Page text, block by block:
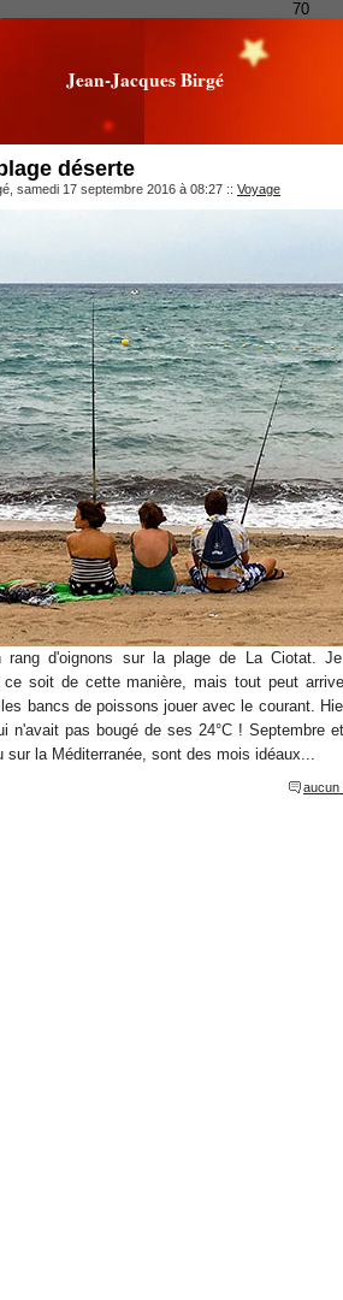
70
Jean-Jacques Birgé
déserte
samedi 17 septembre 2016 à 08:27 :: Voyage
rang d'oignons sur la plage de La Ciotat.
ce soit de cette manière, mais tout peut
bancs de poissons jouer avec le courant.
n'avait pas bougé de ses 24°C ! Septembre
sur la Méditerranée, sont des mois idéaux...
aucun